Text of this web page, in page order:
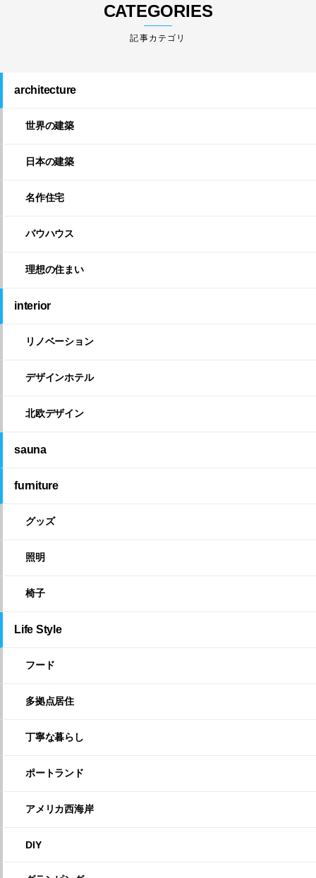
CATEGORIES
architecture
世界の建築
日本の建築
名作住宅
バウハウス
理想の住まい
interior
リノベーション
デザインホテル
北欧デザイン
sauna
furniture
グッズ
照明
椅子
Life Style
フード
多拠点居住
丁寧な暮らし
ポートランド
アメリカ西海岸
DIY